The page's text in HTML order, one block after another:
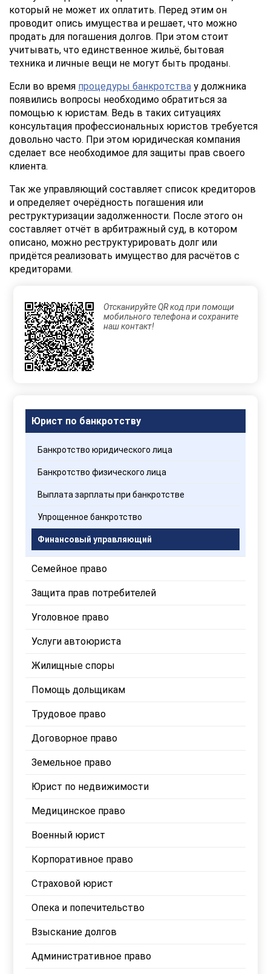
соглашаетесь
с
Правилами
обработки
персональных
данных
который не может их оплатить. Перед этим он
проводит опись имущества и решает, что можно
продать для погашения долгов. При этом стоит
учитывать, что единственное жильё, бытовая
техника и личные вещи не могут быть проданы.
Если во время процедуры банкротства у должника
появились вопросы необходимо обратиться за
помощью к юристам. Ведь в таких ситуациях
консультация профессиональных юристов требуется
довольно часто. При этом юридическая компания
сделает все необходимое для защиты прав своего
клиента.
Так же управляющий составляет список кредиторов
и определяет очерёдность погашения или
реструктуризации задолженности. После этого он
составляет отчёт в арбитражный суд, в котором
описано, можно реструктурировать долг или
придётся реализовать имущество для расчётов с
кредиторами.
Отсканируйте QR код при помощи
мобильного телефона и сохраните
наш контакт!
Юрист по банкротству
Банкротство юридического лица
Банкротство физического лица
Выплата зарплаты при банкротстве
Упрощенное банкротство
Финансовый управляющий
Семейное право
Защита прав потребителей
Уголовное право
Услуги автоюриста
Жилищные споры
Помощь дольщикам
Трудовое право
Договорное право
Земельное право
Юрист по недвижимости
Медицинское право
Военный юрист
Корпоративное право
Страховой юрист
Опека и попечительство
Взыскание долгов
Административное право